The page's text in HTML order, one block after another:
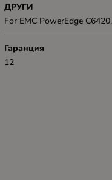
ДРУГИ
For EMC PowerEdge
Гаранция
12